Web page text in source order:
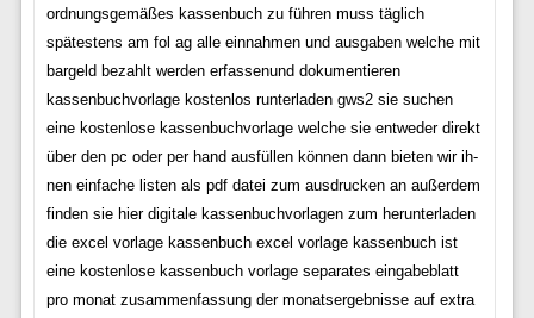
ordnungsgemäßes kassenbuch zu führen muss täglich
spätestens am fol ag alle einnahmen und ausgaben welche mit
bargeld bezahlt werden erfassenund dokumentieren
kassenbuchvorlage kostenlos runterladen gws2 sie su­chen
eine kos­ten­lo­se kas­sen­buch­vor­la­ge wel­che sie ent­we­der di­rekt
über den pc oder per hand aus­fül­len kön­nen dann bie­ten wir ih­
nen ein­fa­che lis­ten als pdf datei zum aus­dru­cken an au­ßer­dem
fin­den sie hier di­gi­ta­le kas­sen­buch­vor­la­gen zum her­un­ter­la­den
die excel vorlage kassenbuch excel vorlage kassenbuch ist
eine kostenlose kassenbuch vorlage separates eingabeblatt
pro monat zusammenfassung der monatsergebnisse auf extra